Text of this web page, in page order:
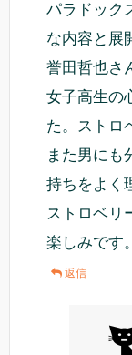
パラドック
な内容と展
誉田哲也さ
女子高生の
た。ストロ
また男にも
持ちをよく
ストロベリ
楽しみです。
返信